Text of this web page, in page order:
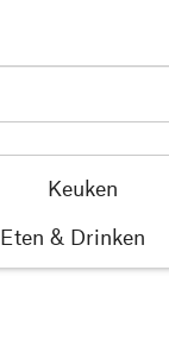
Keuken
Eten & Drinken